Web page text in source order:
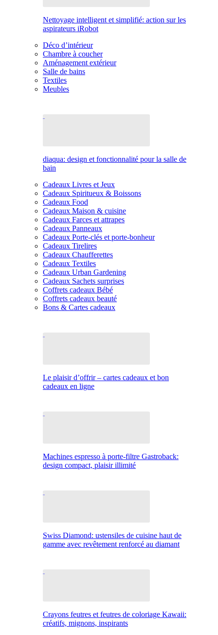
Nettoyage intelligent et simplifié: action sur les
aspirateurs iRobot
Déco d’intérieur
Chambre à coucher
Aménagement extérieur
Salle de bains
Textiles
Meubles
diaqua: design et fonctionnalité pour la salle de
bain
Cadeaux Livres et Jeux
Cadeaux Spiritueux & Boissons
Cadeaux Food
Cadeaux Maison & cuisine
Cadeaux Farces et attrapes
Cadeaux Panneaux
Cadeaux Porte-clés et porte-bonheur
Cadeaux Tirelires
Cadeaux Chaufferettes
Cadeaux Textiles
Cadeaux Urban Gardening
Cadeaux Sachets surprises
Coffrets cadeaux Bébé
Coffrets cadeaux beauté
Bons & Cartes cadeaux
Le plaisir d’offrir – cartes cadeaux et bon
cadeaux en ligne
Machines espresso à porte-filtre Gastroback:
design compact, plaisir illimité
Swiss Diamond: ustensiles de cuisine haut de
gamme avec revêtement renforcé au diamant
Crayons feutres et feutres de coloriage Kawaii:
créatifs, mignons, inspirants